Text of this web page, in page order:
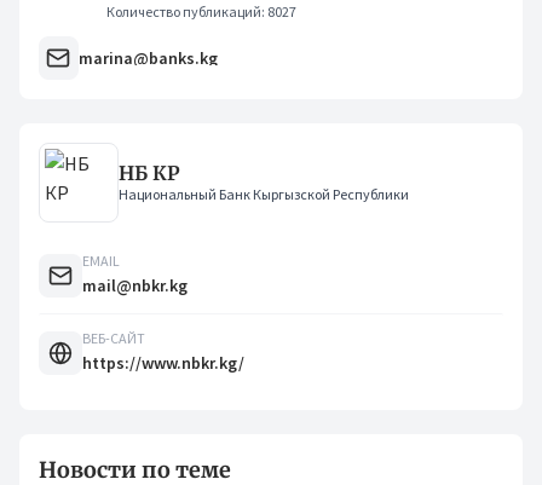
Количество публикаций: 8027
marina@banks.kg
НБ КР
Национальный Банк Кыргызской Республики
EMAIL
mail@nbkr.kg
ВЕБ-САЙТ
https://www.nbkr.kg/
Новости по теме